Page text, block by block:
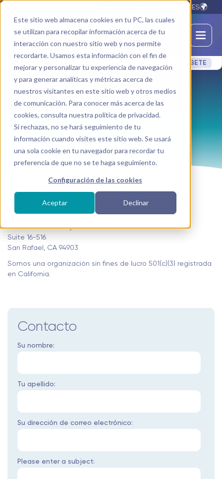
Este sitio web almacena cookies en tu PC, las cuales
se utilizan para recopilar información acerca de tu
interacción con nuestro sitio web y nos permite
recordarte. Usamos esta información con el fin de
mejorar y personalizar tu experiencia de navegación
y para generar analíticas y métricas acerca de
nuestros visitantes en este sitio web y otros medios
de comunicación. Para conocer más acerca de las
cookies, consulta nuestra política de privacidad.
Si rechazas, no se hará seguimiento de tu
información cuando visites este sitio web. Se usará
una sola cookie en tu navegador para recordar tu
preferencia de que no se te haga seguimiento.
Configuración de las cookies
Aceptar Declinar
ES
Discovery Series: Alineando el Ser y la Tierra – Descubre los
INSCRÍBETE
Imprimir
Editorial
Ascension One Collective Inc.
4460 Redwood Hwy
Suite 16-516
San Rafael, CA 94903
Somos una organización sin fines de lucro 501(c)(3) registrada
en California.
Contacto
Su nombre:
Tu apellido:
Su dirección de correo electrónico:
Please enter a subject: